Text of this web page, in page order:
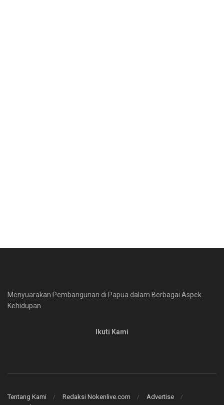
Menyuarakan Pembangunan di Papua dalam Berbagai Aspek
Kehidupan
Ikuti Kami
Tentang Kami Redaksi Nokenlive.com
Advertise